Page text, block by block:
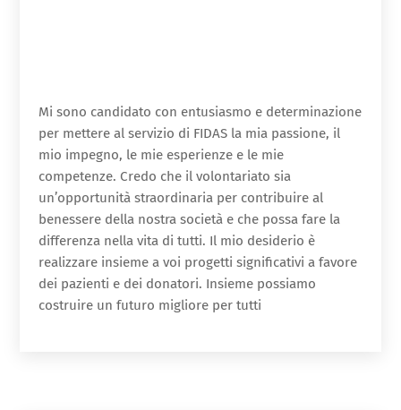
Mi sono candidato con entusiasmo e determinazione
per mettere al servizio di FIDAS la mia passione, il
mio impegno, le mie esperienze e le mie
competenze. Credo che il volontariato sia
un’opportunità straordinaria per contribuire al
benessere della nostra società e che possa fare la
differenza nella vita di tutti. Il mio desiderio è
realizzare insieme a voi progetti significativi a favore
dei pazienti e dei donatori. Insieme possiamo
costruire un futuro migliore per tutti